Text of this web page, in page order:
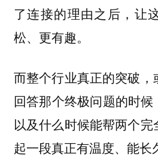
了连接的理由之后，让
松、更有趣。
而整个行业真正的突破
回答那个终极问题的时候
以及什么时候能帮两个
起一段真正有温度、能长